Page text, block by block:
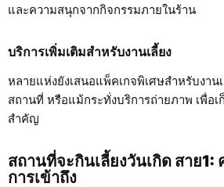
และความสนุกจากกิจกรรมภายในร้าน
บริการเพิ่มเติมสำหรับงานเลี้ยง
หลายแห่งยังเสนอแพ็คเกจพิเศษสำหรับงาน
สถานที่ หรือแม้กระทั่งบริการถ่ายภาพ เพื่อ
สำคัญ
สถานที่จะกินเลี้ยงวันเกิด สาย1:
การเข้าถึง